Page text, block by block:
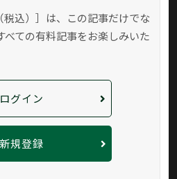
込）］は、この記事だけでな
べての有料記事をお楽しみいた
ログイン
新規登録